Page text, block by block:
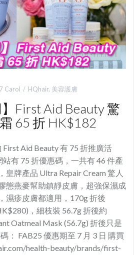
Carol HQhair, 美容護膚
】First Aid Beauty 驚
65 折 HK$182
Aid Beauty 有 75 折推廣活
有 75 折優惠碼，一共有 46 件產
牌產品 Ultra Repair Cream 驚人
態燕麥幫助鎮靜皮膚，超強保濕成
濕疹皮膚都適用，170g 折後
，細枝裝 56.7g 折後約
Oatmeal Mask (56.7g) 折後只是
： FAB25 優惠期至 7 月 3 日 購買
health-beauty/brands/first-